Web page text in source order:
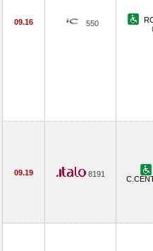
09.16 550
09.19 8191